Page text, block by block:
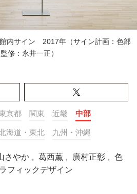
サイン 2017年（サイン計画：色部
修：永井一正）
京都 関東 近畿 中部
海道・東北 九州・沖縄
さやか , 葛西薫 , 廣村正彰 , 色
フィックデザイン